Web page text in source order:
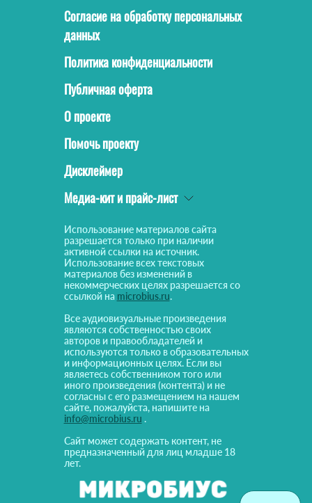
Согласие на обработку персональных
данных
Политика конфиденциальности
Публичная оферта
О проекте
Помочь проекту
Дисклеймер
Медиа-кит и прайс-лист
Использование материалов сайта
разрешается только при наличии
активной ссылки на источник.
Использование всех текстовых
материалов без изменений в
некоммерческих целях разрешается со
ссылкой на microbius.ru.
Все аудиовизуальные произведения
являются собственностью своих
авторов и правообладателей и
используются только в образовательных
и информационных целях. Если вы
являетесь собственником того или
иного произведения (контента) и не
согласны с его размещением на нашем
сайте, пожалуйста, напишите на
info@microbius.ru .
Сайт может содержать контент, не
предназначенный для лиц младше 18
лет.